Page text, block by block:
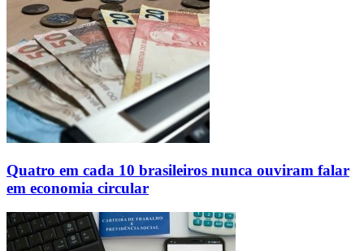
Quatro em cada 10 brasileiros nunca ouviram falar
em economia circular